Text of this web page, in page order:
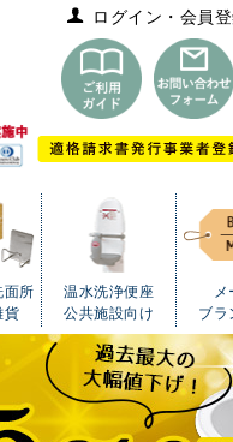
ログイン・会員
面所
貨
温水洗浄便座
公共施設向け
ブラ